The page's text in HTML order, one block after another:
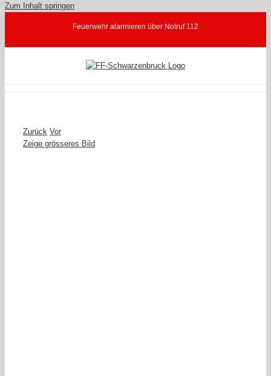
Zum Inhalt springen
Feuerwehr alarmieren über Notruf 112
Zurück Vor
Zeige grösseres Bild